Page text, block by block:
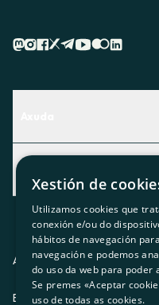
Descubre qué servicio
Contacto
Actualidad
O recuncho da socia
Prensa
Trabaja con nosotros
Aviso legalPolítica de
ES CAGLEU
Xestión de
Utilizamos cookies que
conexión e/ou do
hábitos de navegación
navegación e podemos
do uso da web para poder
Se premes «Aceptar
uso de todas as cookies.